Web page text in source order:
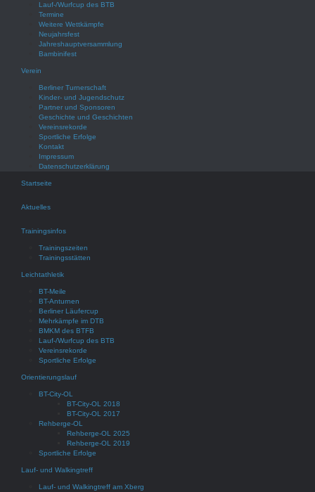
Lauf-/Wurfcup des BTB
Termine
Weitere Wettkämpfe
Neujahrsfest
Jahreshauptversammlung
Bambinifest
Verein
Berliner Turnerschaft
Kinder- und Jugendschutz
Partner und Sponsoren
Geschichte und Geschichten
Vereinsrekorde
Sportliche Erfolge
Kontakt
Impressum
Datenschutzerklärung
Startseite
Aktuelles
Trainingsinfos
Trainingszeiten
Trainingsstätten
Leichtathletik
BT-Meile
BT-Anturnen
Berliner Läufercup
Mehrkämpfe im DTB
BMKM des BTFB
Lauf-/Wurfcup des BTB
Vereinsrekorde
Sportliche Erfolge
Orientierungslauf
BT-City-OL
BT-City-OL 2018
BT-City-OL 2017
Rehberge-OL
Rehberge-OL 2025
Rehberge-OL 2019
Sportliche Erfolge
Lauf- und Walkingtreff
Lauf- und Walkingtreff am Xberg